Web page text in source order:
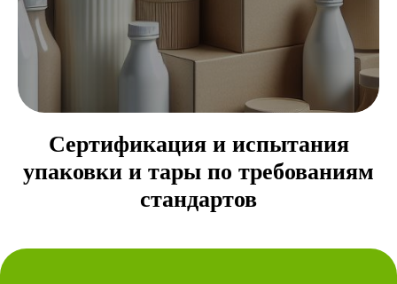
Сертификация и испытания
упаковки и тары по требованиям
стандартов